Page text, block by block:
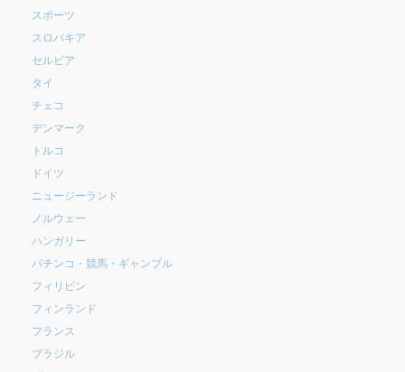
スポーツ
スロバキア
セルビア
タイ
チェコ
デンマーク
トルコ
ドイツ
ニュージーランド
ノルウェー
ハンガリー
パチンコ・競馬・ギャンブル
フィリピン
フィンランド
フランス
ブラジル